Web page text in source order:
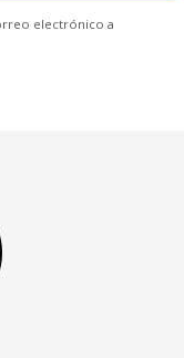
electrónico a